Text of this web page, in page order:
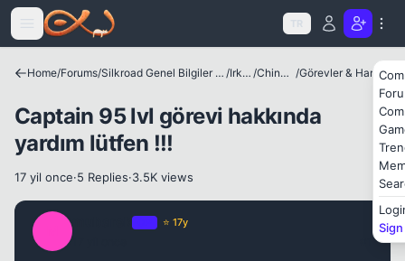
Icerige atla
TR
Home/Forums/ Silkroad Genel Bilgiler ve Update Bilgileri / Irklar / Chinese / Görevler & Haritalar
Captain 95 lvl görevi hakkında
yardım lütfen !!!
17 yil once·5 Replies·3.5K views
⭐ 17y
Kapat